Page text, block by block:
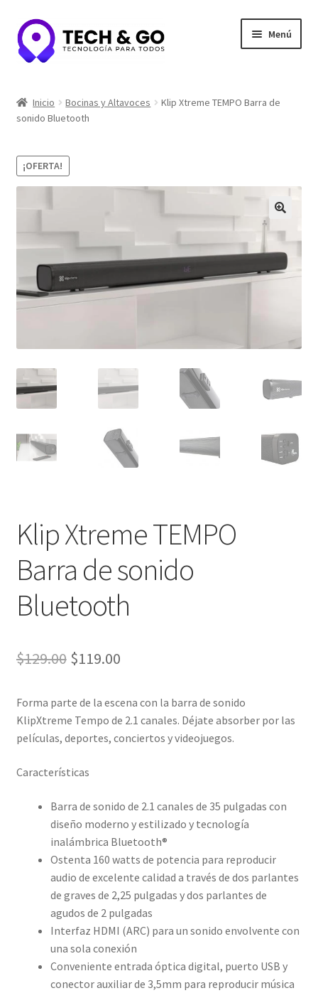
Ir
a
la
Ir
al
contenido
Menú
Contacto
Portafolio y Confianza
Tienda
Inicio Bocinas y Altavoces
Klip Xtreme TEMPO Barra de
sonido Bluetooth
¡OFERTA!
Klip Xtreme TEMPO
Barra de sonido
Bluetooth
$129.00 El
original
era:
$119.00El
actual
es:
Forma parte de la escena con la barra de sonido
KlipXtreme Tempo de 2.1 canales. Déjate absorber por las
películas, deportes, conciertos y videojuegos.
Características
Barra de sonido de 2.1 canales de 35 pulgadas con
diseño moderno y estilizado y tecnología
inalámbrica Bluetooth®
Ostenta 160 watts de potencia para reproducir
audio de excelente calidad a través de dos parlantes
de graves de 2,25 pulgadas y dos parlantes de
agudos de 2 pulgadas
Interfaz HDMI (ARC) para un sonido envolvente con
una sola conexión
Conveniente entrada óptica digital, puerto USB y
conector auxiliar de 3,5mm para reproducir música